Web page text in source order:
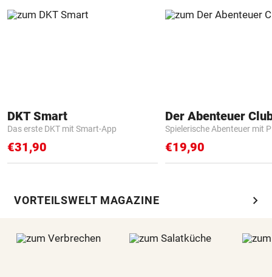
DKT Smart
Das erste DKT mit Smart-App
€31,90
Der Abenteuer
Spielerische Abenteuer mit
€19,90
VORTEILSWELT MAGAZINE chevron_right